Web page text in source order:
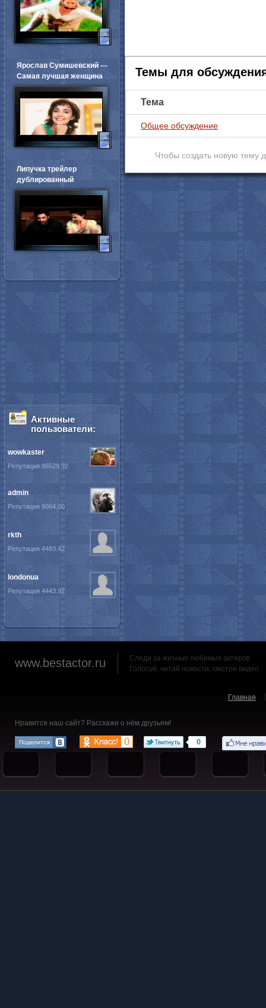
Темы для
Тема
Общее обсуждение
Чтобы создать новую тему
Ярослав Сумишевский ---
Самая лучшая женщина
Липучка трейлер
дублированный
Активные
пользователи:
wowkaster
Репутация 86529.92
admin
Репутация 9064.00
rkth
Репутация 4483.42
londonua
Репутация 4443.92
www.bestactor.ru
Следи за жизнью любимых актеров
Голосуй, читай новости, смотри видео
Главная
Нравится наш сайт? Расскажи о нём друзьям!